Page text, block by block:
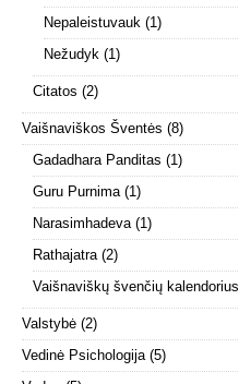
Nepaleistuvauk (1)
Nežudyk (1)
Citatos (2)
Vaišnaviškos Šventės (8)
Gadadhara Panditas (1)
Guru Purnima (1)
Narasimhadeva (1)
Rathajatra (2)
Vaišnaviškų švenčių kalendorius
Valstybė (2)
Vedinė Psichologija (5)